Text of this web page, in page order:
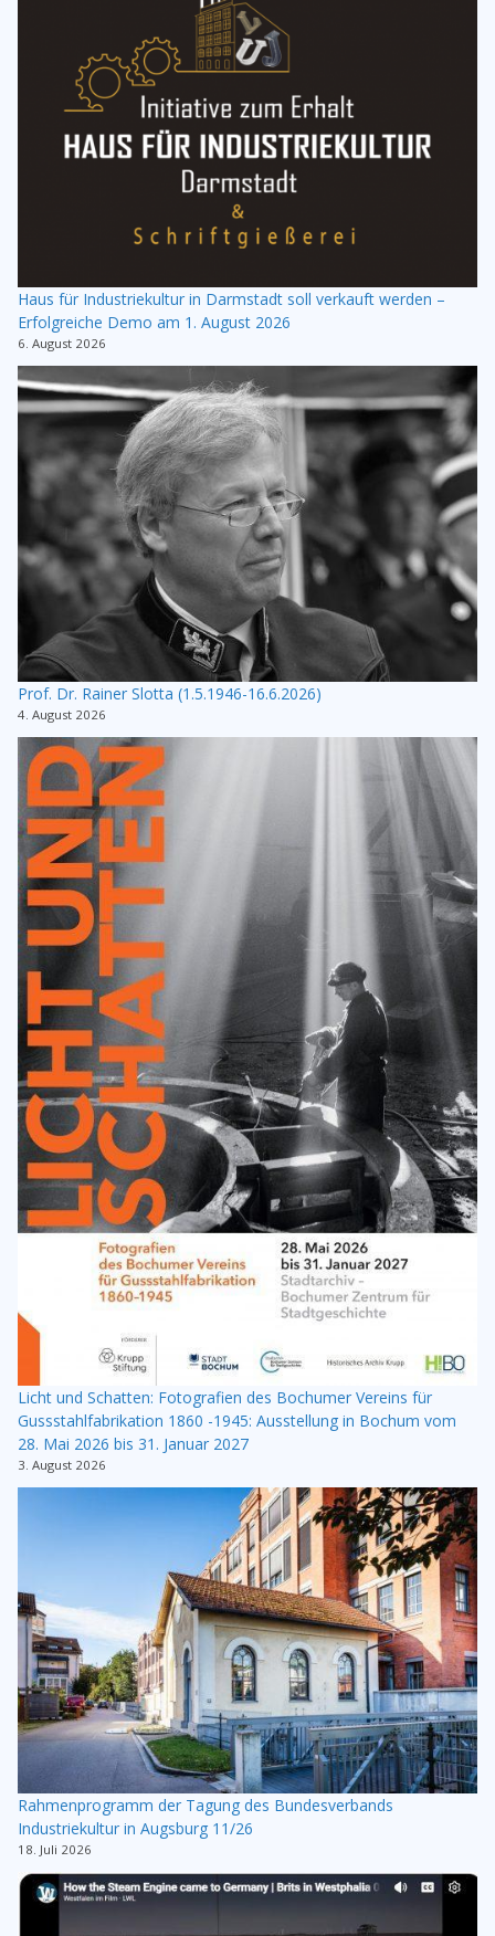
Haus für Industriekultur in Darmstadt soll verkauft werden –
Erfolgreiche Demo am 1. August 2026
6. August 2026
Prof. Dr. Rainer Slotta (1.5.1946-16.6.2026)
4. August 2026
Licht und Schatten: Fotografien des Bochumer Vereins für
Gussstahlfabrikation 1860 -1945: Ausstellung in Bochum vom
28. Mai 2026 bis 31. Januar 2027
3. August 2026
Rahmenprogramm der Tagung des Bundesverbands
Industriekultur in Augsburg 11/26
18. Juli 2026